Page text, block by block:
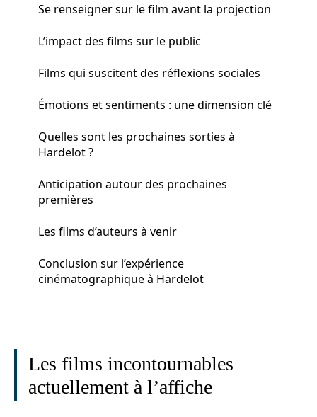
Se renseigner sur le film avant la projection
L’impact des films sur le public
Films qui suscitent des réflexions sociales
Émotions et sentiments : une dimension clé
Quelles sont les prochaines sorties à
Hardelot ?
Anticipation autour des prochaines
premières
Les films d’auteurs à venir
Conclusion sur l’expérience
cinématographique à Hardelot
Les films incontournables
actuellement à l’affiche